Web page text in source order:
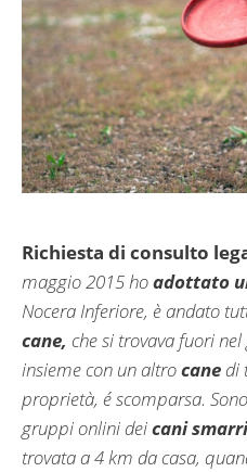
Richiesta di consulto
maggio 2015 hoadottato
Nocera Inferiore, è andato
cane, che si trovava fuori
insieme con un altrocane di
proprietà, é scomparsa.
gruppi onlini deicani
trovata a 4 km da casa,